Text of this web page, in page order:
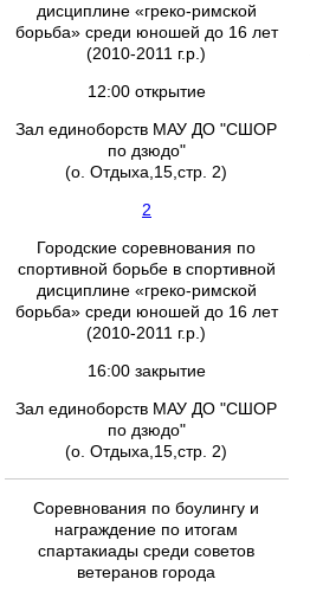
дисциплине «греко-римской
борьба» среди юношей до 16 лет
(2010-2011 г.р.)
12:00 открытие
Зал единоборств МАУ ДО "СШОР
по дзюдо"
(о. Отдыха,15,стр. 2)
2
Городские соревнования по
спортивной борьбе в спортивной
дисциплине «греко-римской
борьба» среди юношей до 16 лет
(2010-2011 г.р.)
16:00 закрытие
Зал единоборств МАУ ДО "СШОР
по дзюдо"
(о. Отдыха,15,стр. 2)
Соревнования по боулингу и
награждение по итогам
спартакиады среди советов
ветеранов города